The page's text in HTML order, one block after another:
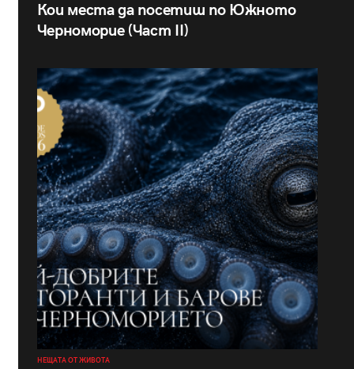
Кои места да посетиш по Южното
Черноморие (Част II)
НЕЩАТА ОТ ЖИВОТА